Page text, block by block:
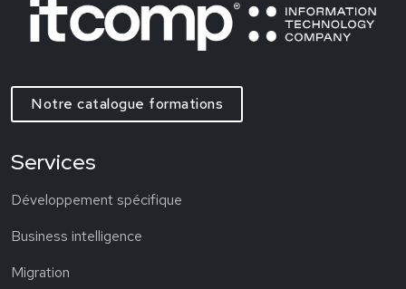
Notre catalogue formations
Services
Développement spécifique
Business intelligence
Migration